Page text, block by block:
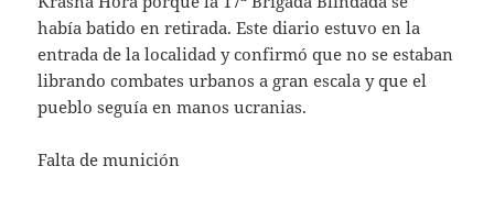
había batido en retirada. Este diario estuvo en la
entrada de la localidad y confirmó que no se estaban
librando combates urbanos a gran escala y que el
pueblo seguía en manos ucranias.
Falta de munición